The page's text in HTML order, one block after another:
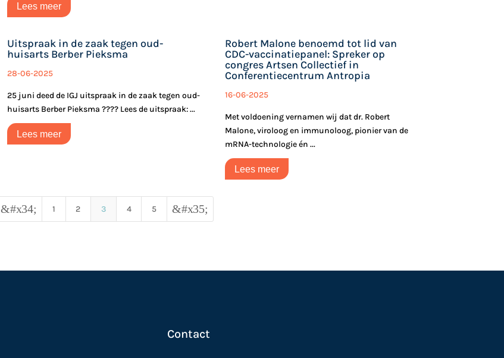
Lees meer
Uitspraak in de zaak tegen oud-
huisarts Berber Pieksma
28-06-2025
25 juni deed de IGJ uitspraak in de zaak tegen oud-
huisarts Berber Pieksma ???? Lees de uitspraak: ...
Lees meer
Robert Malone benoemd tot lid van
CDC-vaccinatiepanel: Spreker op
congres Artsen Collectief in
Conferentiecentrum Antropia
16-06-2025
Met voldoening vernamen wij dat dr. Robert
Malone, viroloog en immunoloog, pionier van de
mRNA-technologie én ...
Lees meer
&#x34; 1 2 3 4 5 &#x35;
Contact